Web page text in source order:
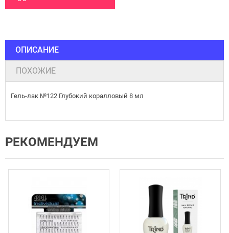
ОПИСАНИЕ
ПОХОЖИЕ
Гель-лак №122 Глубокий коралловый 8 мл
РЕКОМЕНДУЕМ